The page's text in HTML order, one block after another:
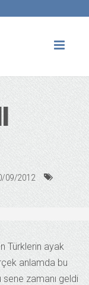
09/2012
Türklerin ayak
anlamda bu
sene zamanı geldi